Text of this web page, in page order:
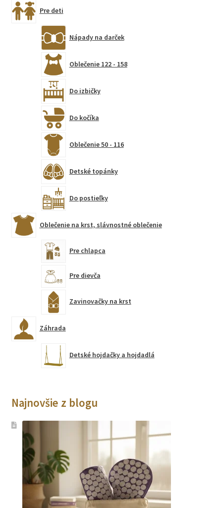
Pre deti
Nápady na darček
Oblečenie 122 - 158
Do izbičky
Do kočíka
Oblečenie 50 - 116
Detské topánky
Do postieľky
Oblečenie na krst, slávnostné oblečenie
Pre chlapca
Pre dievča
Zavinovačky na krst
Záhrada
Detské hojdačky a hojdadlá
Najnovšie z blogu